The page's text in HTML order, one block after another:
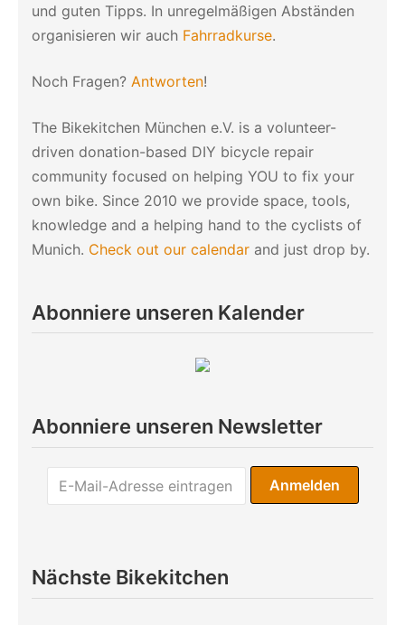
und guten Tipps. In unregelmäßigen Abständen
organisieren wir auch Fahrradkurse.
Noch Fragen? Antworten!
The Bikekitchen München e.V. is a volunteer-
driven donation-based DIY bicycle repair
community focused on helping YOU to fix your
own bike. Since 2010 we provide space, tools,
knowledge and a helping hand to the cyclists of
Munich. Check out our calendar and just drop by.
Abonniere unseren Kalender
Abonniere unseren Newsletter
Nächste Bikekitchen